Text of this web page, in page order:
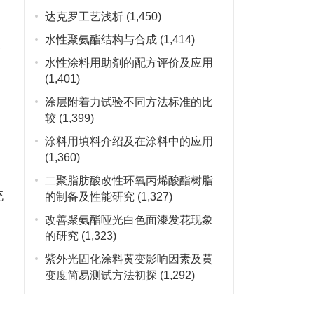
达克罗工艺浅析 (1,450)
水性聚氨酯结构与合成 (1,414)
水性涂料用助剂的配方评价及应用
(1,401)
涂层附着力试验不同方法标准的比
较 (1,399)
涂料用填料介绍及在涂料中的应用
(1,360)
二聚脂肪酸改性环氧丙烯酸酯树脂
的制备及性能研究 (1,327)
改善聚氨酯哑光白色面漆发花现象
的研究 (1,323)
紫外光固化涂料黄变影响因素及黄
变度简易测试方法初探 (1,292)